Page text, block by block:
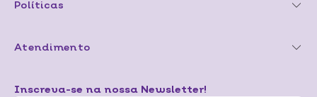
Políticas
Atendimento
Inscreva-se na nossa Newsletter!